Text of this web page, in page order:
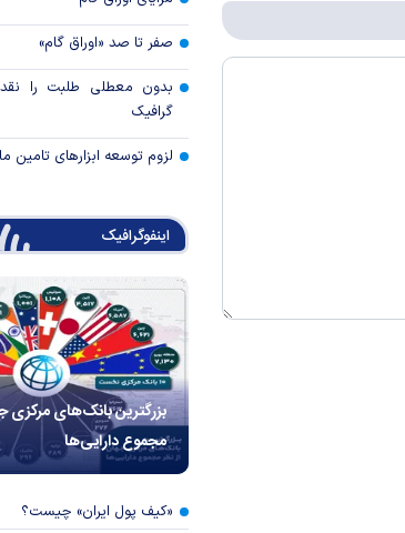
صفر تا صد «اوراق گام»
بدون معطلی طلبت را
گرافیک
لزوم توسعه ابزارهای تامین
اینفوگرافیک
بزرگترین بانک‌های مرکزی
مجموع دارایی‌ها
«کیف پول ایران» چیست؟